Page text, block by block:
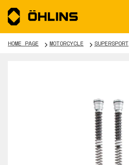
HOME PAGE MOTORCYCLE SUPERSPORT